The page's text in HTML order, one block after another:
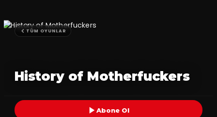
TÜM OYUNLAR
History of Motherfuckers
Abone Ol